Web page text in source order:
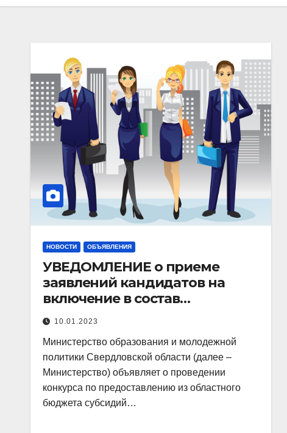
НОВОСТИ ОБЪЯВЛЕНИЯ
УВЕДОМЛЕНИЕ о приеме
заявлений кандидатов на
включение в состав
экспертного совета конкурса
по предоставлению из
областного бюджета
субсидий социально
ориентированным
некоммерческим
организациям, реализующим
10.01.2023
Министерство образования и молодежной
политики Свердловской области (далее –
Министерство) объявляет о проведении
конкурса по предоставлению из областного
бюджета субсидий…